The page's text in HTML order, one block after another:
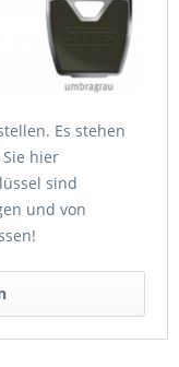
Es stehen
hier
sind
und von